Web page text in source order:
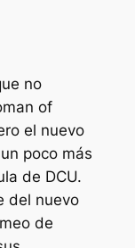
no
of
el nuevo
poco más
de DCU.
del nuevo
de